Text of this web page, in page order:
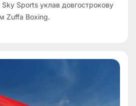
Sports уклав довгострокову
Zuffa Boxing.